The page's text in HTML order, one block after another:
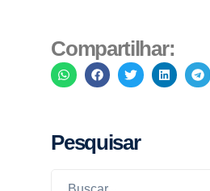
Compartilhar:
Pesquisar